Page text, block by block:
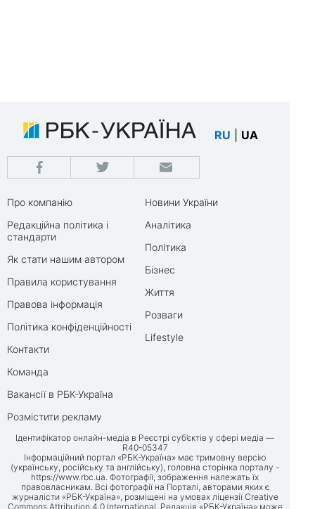
RU UA
Про компанію
Редакційна політика і
стандарти
Як стати нашим автором
Правила користування
Правова інформація
Політика конфіденційності
Контакти
Команда
Вакансії в РБК-Україна
Розмістити рекламу
Новини України
Аналітика
Політика
Бізнес
Життя
Розваги
Lifestyle
Ідентифікатор онлайн-медіа в Реєстрі суб’єктів у сфері медіа —
R40-05347
Інформаційний портал «РБК-Україна» має тримовну версію
(українську, російську та англійську), головна сторінка порталу -
https://www.rbc.ua. Фотографії, зображення належать їх
правовласникам. Всі фотографії на Порталі, авторами яких є
журналісти «РБК-Україна», розміщені на умовах ліцензії Creative
Commons Attribution 4.0 International. Редакція «РБК-Україна» може